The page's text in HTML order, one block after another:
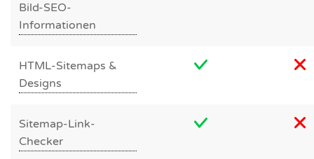
Bild-SEO-
Informationen
HTML-Sitemaps &
Designs
Sitemap-Link-
Checker